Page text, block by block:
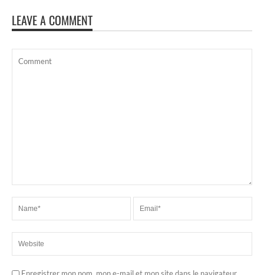
LEAVE A COMMENT
Enregistrer mon nom, mon e-mail et mon site dans le navigateur